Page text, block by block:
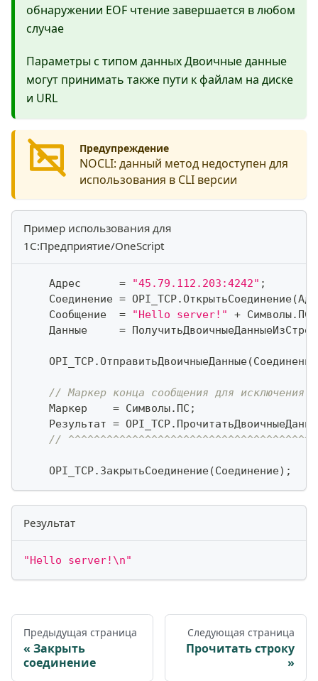
обнаружении EOF чтение завершается в любом
случае
Параметры с типом данных Двоичные данные
могут принимать также пути к файлам на диске
и URL
Предупреждение
NOCLI: данный метод недоступен для
использования в CLI версии
Пример использования для
1С:Предприятие/OneScript
    Адрес
= "45.79.112.203:4242" ;
    Соединение
= OPI_TCP.ОткрытьСоединение(
    Сообщение
= "Hello server!" + Символы. ПС
    Данные
=
    OPI_TCP
.ОтправитьДвоичныеДанные(Соединение
// Маркер конца сообщения для исключения
    Маркер
= Символы. ПС ;
    Результат
= OPI_TCP.
//
    OPI_TCP
. ЗакрытьСоединение(Соединение) ;
Результат
"Hello server!\n"
Предыдущая страница
Закрыть
соединение
Следующая страница
Прочитать строку